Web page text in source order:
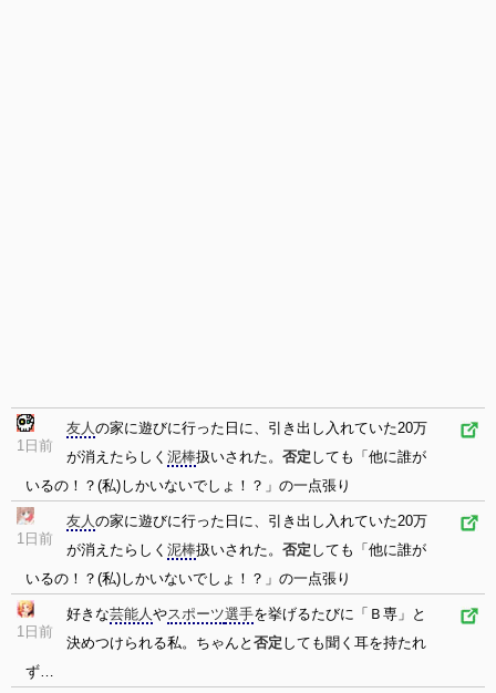
1日前
友人の家に遊びに行った日に、引き出し入れていた20万
が消えたらしく 泥棒扱いされた。 否定 しても「他に誰が
いるの！？(私)しかいないでしょ！？」の一点張り
1日前
友人の家に遊びに行った日に、引き出し入れていた20万
が消えたらしく 泥棒扱いされた。 否定 しても「他に誰が
いるの！？(私)しかいないでしょ！？」の一点張り
1日前
好きな芸能人やスポーツ選手を挙げるたびに「Ｂ専」と
決めつけられる私。ちゃんと 否定 しても聞く耳を持たれ
ず…